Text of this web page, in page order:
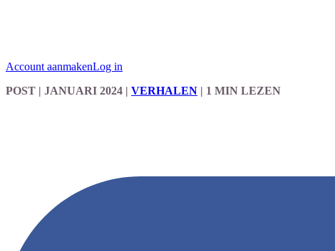
Account aanmakenLog in
POST | JANUARI 2024 | VERHALEN | 1 MIN LEZEN